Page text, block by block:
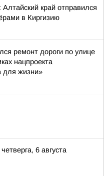
Алтайский край отправился
в Киргизию
ремонт дороги по улице
нацпроекта
для жизни»
6 августа